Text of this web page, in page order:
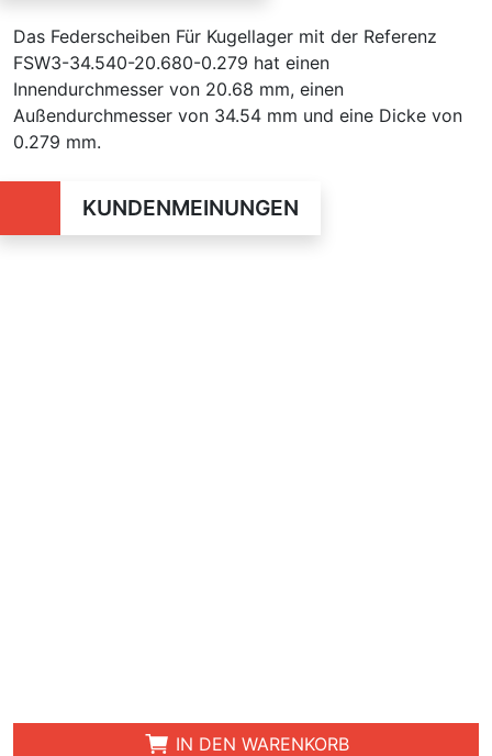
Das Federscheiben Für Kugellager mit der Referenz
FSW3-34.540-20.680-0.279 hat einen
Innendurchmesser von 20.68 mm, einen
Außendurchmesser von 34.54 mm und eine Dicke von
0.279 mm.
KUNDENMEINUNGEN
IN DEN WARENKORB